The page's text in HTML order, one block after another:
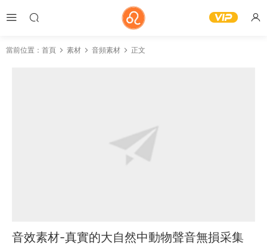
當前位置： 首頁 素材 音頻素材 正文
音效素材-真實的大自然中動物聲音無損采集